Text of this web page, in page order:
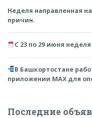
Неделя направленная
причин.
С 23 по 29 июня
В Башкортостане
приложении MAX для
Последние